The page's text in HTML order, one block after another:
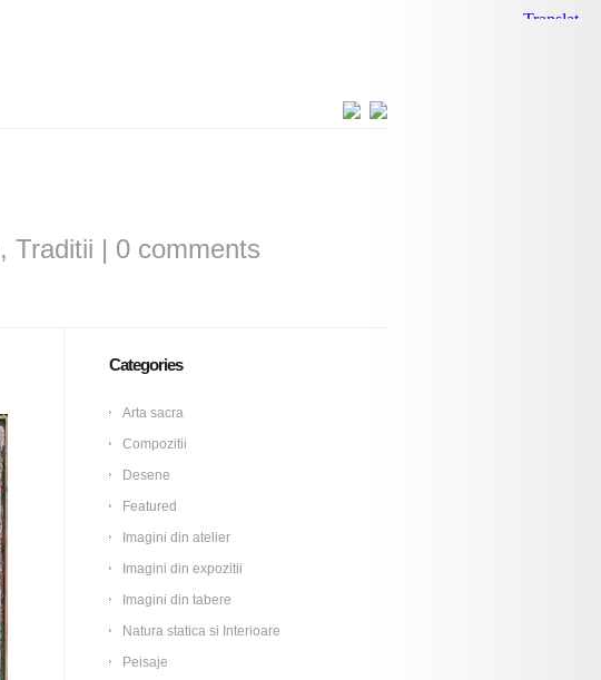
, Traditii | 0 comments
Categories
Arta sacra
Compozitii
Desene
Featured
Imagini din atelier
Imagini din expozitii
Imagini din tabere
Natura statica si Interioare
Peisaje